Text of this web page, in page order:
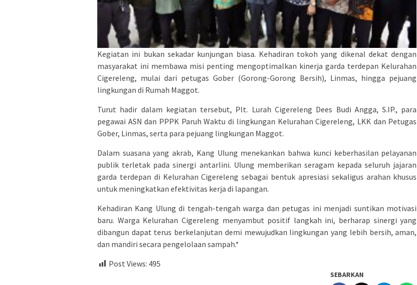
Kegiatan ini bukan sekadar kunjungan biasa. Kehadiran tokoh yang dikenal dekat dengan
masyarakat ini membawa misi penting mengoptimalkan kinerja garda terdepan Kelurahan
Cigereleng, mulai dari petugas Gober (Gorong-Gorong Bersih), Linmas, hingga pejuang
lingkungan di Rumah Maggot.
Turut hadir dalam kegiatan tersebut, Plt. Lurah Cigereleng Dees Budi Angga, S.IP., para
pegawai ASN dan PPPK Paruh Waktu di lingkungan Kelurahan Cigereleng, LKK dan Petugas
Gober, Linmas, serta para pejuang lingkungan Maggot.
Dalam suasana yang akrab, Kang Ulung menekankan bahwa kunci keberhasilan pelayanan
publik terletak pada sinergi antarlini. Ulung memberikan seragam kepada seluruh jajaran
garda terdepan di Kelurahan Cigereleng sebagai bentuk apresiasi sekaligus arahan khusus
untuk meningkatkan efektivitas kerja di lapangan.
Kehadiran Kang Ulung di tengah-tengah warga dan petugas ini menjadi suntikan motivasi
baru. Warga Kelurahan Cigereleng menyambut positif langkah ini, berharap sinergi yang
dibangun dapat terus berkelanjutan demi mewujudkan lingkungan yang lebih bersih, aman,
dan mandiri secara pengelolaan sampah.*
Post Views: 495
SEBARKAN